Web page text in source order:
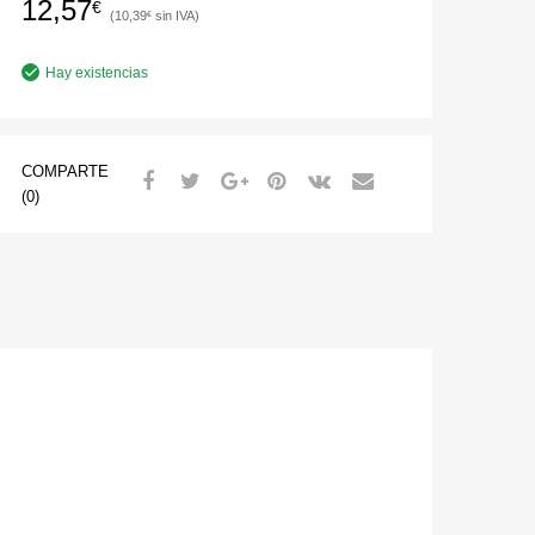
12,57€ 10,39€
Hay existencias
COMPARTE
(0)